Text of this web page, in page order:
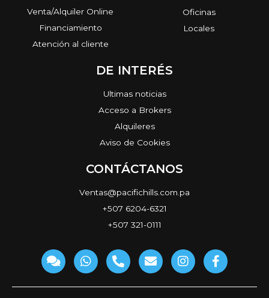
Venta/Alquiler Online
Financiamiento
Atención al cliente
Oficinas
Locales
DE INTERÉS
Ultimas noticias
Acceso a Brokers
Alquileres
Aviso de Cookies
CONTÁCTANOS
Ventas@pacifichills.com.pa
+507 6204-6321
+507 321-0111
C
o
m
W
h
t
P
h
n
E
n
e
I
n
t
F
a
e